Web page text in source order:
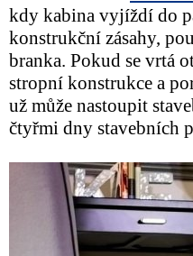
kdy kabina vyjíždí do
konstrukční zásahy,
branka. Pokud se vrtá
stropní konstrukce a
už může nastoupit
čtyřmi dny stavebních